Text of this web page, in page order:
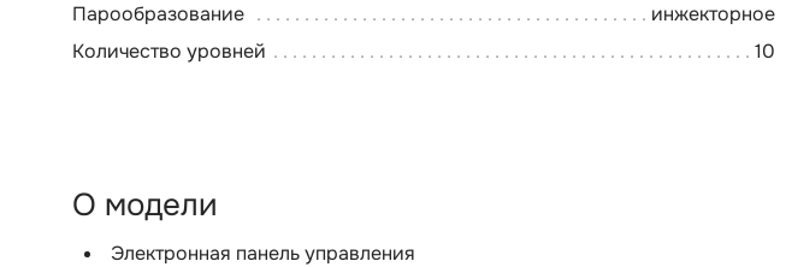
Парообразование
инжекторное
Количество уровней
10
О модели
Электронная панель управления